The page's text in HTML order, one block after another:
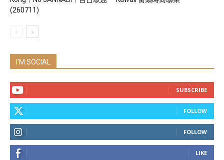
(260711)
I'M SOCIAL
SUBSCRIBE
FOLLOW
FOLLOW
LIKE